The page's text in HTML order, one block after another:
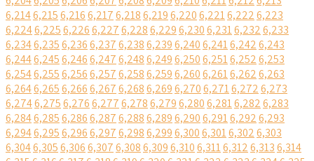
6,2146,2156,2166,2176,2186,2196,2206,2216,2226,223
6,2246,2256,2266,2276,2286,2296,2306,2316,2326,233
6,2346,2356,2366,2376,2386,2396,2406,2416,2426,243
6,2446,2456,2466,2476,2486,2496,2506,2516,2526,253
6,2546,2556,2566,2576,2586,2596,2606,2616,2626,263
6,2646,2656,2666,2676,2686,2696,2706,2716,2726,273
6,2746,2756,2766,2776,2786,2796,2806,2816,2826,283
6,2846,2856,2866,2876,2886,2896,2906,2916,2926,293
6,2946,2956,2966,2976,2986,2996,3006,3016,3026,303
6,3046,3056,3066,3076,3086,3096,3106,3116,3126,3136,314